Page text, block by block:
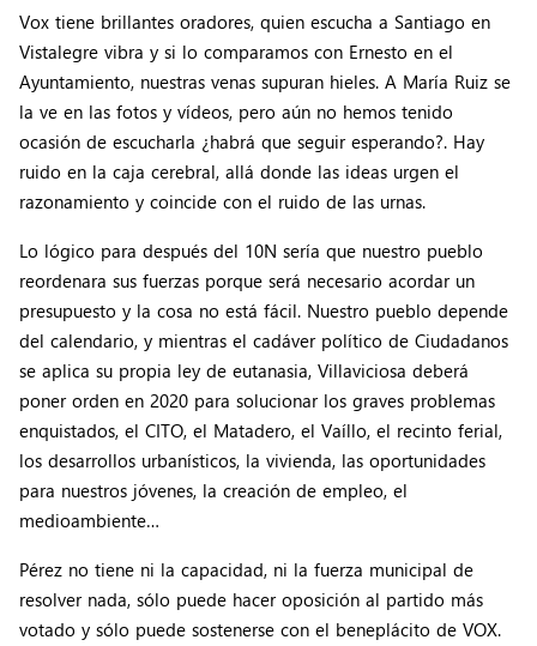
Vox tiene brillantes oradores, quien escucha a Santiago en
Vistalegre vibra y si lo comparamos con Ernesto en el
Ayuntamiento, nuestras venas supuran hieles. A María Ruiz se
la ve en las fotos y vídeos, pero aún no hemos tenido
ocasión de escucharla ¿habrá que seguir esperando?. Hay
ruido en la caja cerebral, allá donde las ideas urgen el
razonamiento y coincide con el ruido de las urnas.
Lo lógico para después del 10N sería que nuestro pueblo
reordenara sus fuerzas porque será necesario acordar un
presupuesto y la cosa no está fácil. Nuestro pueblo depende
del calendario, y mientras el cadáver político de Ciudadanos
se aplica su propia ley de eutanasia, Villaviciosa deberá
poner orden en 2020 para solucionar los graves problemas
enquistados, el CITO, el Matadero, el Vaíllo, el recinto ferial,
los desarrollos urbanísticos, la vivienda, las oportunidades
para nuestros jóvenes, la creación de empleo, el
medioambiente…
Pérez no tiene ni la capacidad, ni la fuerza municipal de
resolver nada, sólo puede hacer oposición al partido más
votado y sólo puede sostenerse con el beneplácito de VOX.